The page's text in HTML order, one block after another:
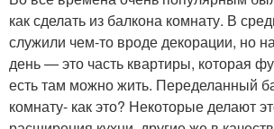
как сделать из балкона комнату. В
служили чем-то вроде декорации, но
день — это часть квартиры, которая
есть там можно жить. Переделанный
комнату- как это? Некоторые делают